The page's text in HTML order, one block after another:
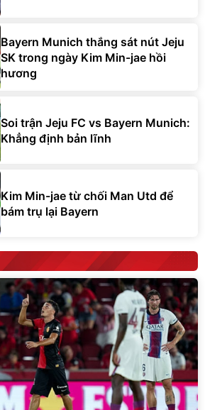
Bayern Munich thắng sát nút Jeju
SK trong ngày Kim Min-jae hồi
hương
Soi trận Jeju FC vs Bayern Munich:
Khẳng định bản lĩnh
Kim Min-jae từ chối Man Utd để
bám trụ lại Bayern